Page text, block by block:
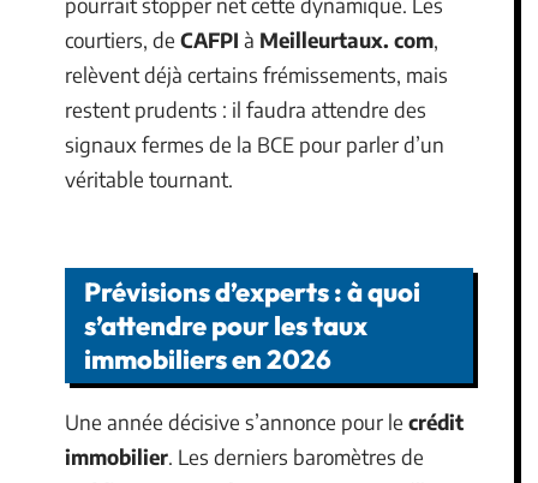
courtiers, de CAFPI à Meilleurtaux. com,
relèvent déjà certains frémissements, mais
restent prudents : il faudra attendre des
signaux fermes de la BCE pour parler d’un
véritable tournant.
Prévisions d’experts : à quoi
s’attendre pour les taux
immobiliers en 2026
Une année décisive s’annonce pour le crédit
immobilier. Les derniers baromètres de